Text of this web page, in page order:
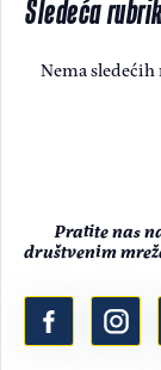
Sledeća
Nema
Pratite nas
društvenim